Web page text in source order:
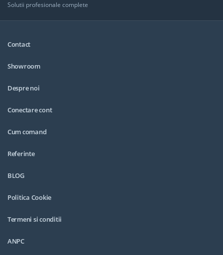
Solutii profesionale complete
Contact
Showroom
Despre noi
Conectare cont
Cum comand
Referinte
BLOG
Politica Cookie
Termeni si conditii
ANPC